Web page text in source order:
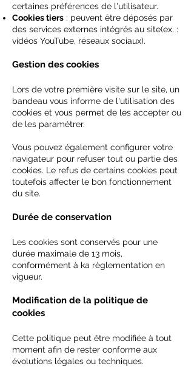
certaines préférences de l'utilisateur.
Cookies tiers : peuvent être déposés par
des services externes intégrés au site(ex. :
vidéos YouTube, réseaux sociaux).
Gestion des cookies
Lors de votre première visite sur le site, un
bandeau vous informe de l'utilisation des
cookies et vous permet de les accepter ou
de les paramétrer.
Vous pouvez également configurer votre
navigateur pour refuser tout ou partie des
cookies. Le refus de certains cookies peut
toutefois affecter le bon fonctionnement
du site.
Durée de conservation
Les cookies sont conservés pour une
durée maximale de 13 mois,
conformément à ka règlementation en
vigueur.
Modification de la politique de
cookies
Cette politique peut être modifiée à tout
moment afin de rester conforme aux
évolutions légales ou techniques.